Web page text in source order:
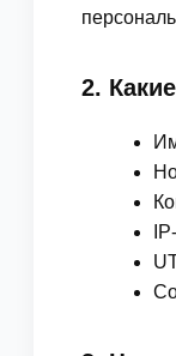
2.